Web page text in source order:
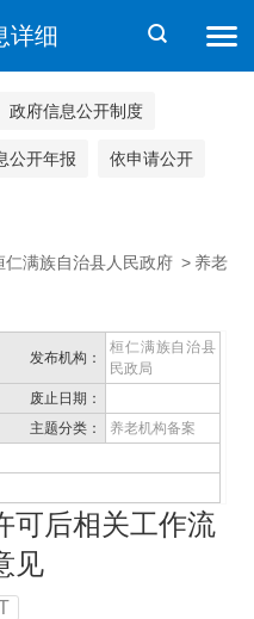
详细
政府信息公开制度
公开年报 依申请公开
仁满族自治县人民政府 > 养老
发布机构：
桓仁满族自治县
民政局
废止日期：
主题分类：
养老机构备案
可后相关工作流
见